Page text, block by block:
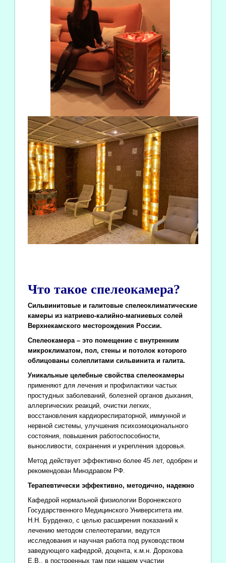
Что такое спелеокамера?
Сильвинитовые и галитовые спелеоклиматические
камеры из натриево-калийно-магниевых солей
Верхнекамского месторождения России.
Спелеокамера – это помещение с внутренним
микроклиматом, пол, стены и потолок которого
облицованы солеплитами сильвинита и галита.
Уникальные целебные свойства спелеокамеры
применяют для лечения и профилактики частых
простудных заболеваний, болезней органов дыхания,
аллергических реакций, очистки легких,
восстановления кардиореспираторной, иммунной и
нервной системы, улучшения психоэмоционального
состояния, повышения работоспособности,
выносливости, сохранения и укрепления здоровья.
Метод действует эффективно более 45 лет, одобрен и
рекомендован Минздравом РФ.
Терапевтически эффективно, методично, надежно
Кафедрой нормальной физиологии Воронежского
Государственного Медицинского Университета им.
Н.Н. Бурденко, с целью расширения показаний к
лечению методом спелеотерапии, ведутся
исследования и научная работа под руководством
заведующего кафедрой, доцента, к.м.н. Дорохова
Е.В., в построенных там при нашем участии